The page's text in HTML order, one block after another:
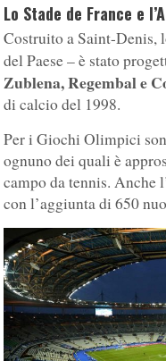
Lo Stade de France e
Costruito a Saint-Denis,
del Paese – è stato
Zublena, Regembal e
di calcio del 1998.
Per i Giochi Olimpici
ognuno dei quali è
campo da tennis. Anche
con l’aggiunta di 650